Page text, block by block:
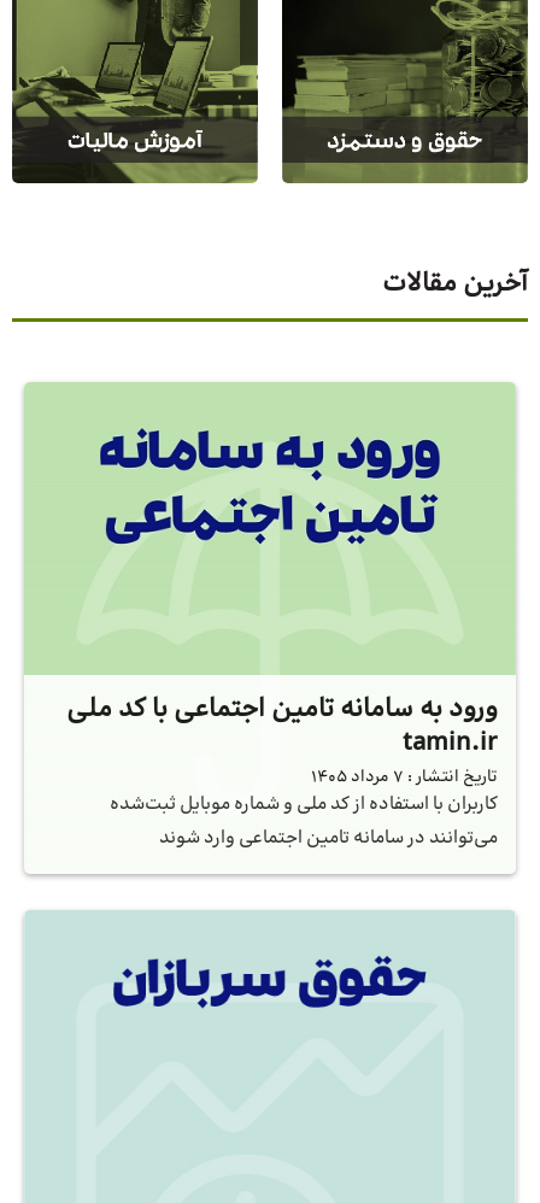
آخرین مقالات
ورود به سامانه تامین اجتماعی با کد ملی
tamin.ir
تاریخ انتشار : 7 مرداد 1405
کاربران با استفاده از کد ملی و شماره موبایل ثبت‌شده
می‌توانند در سامانه تامین اجتماعی وارد شوند